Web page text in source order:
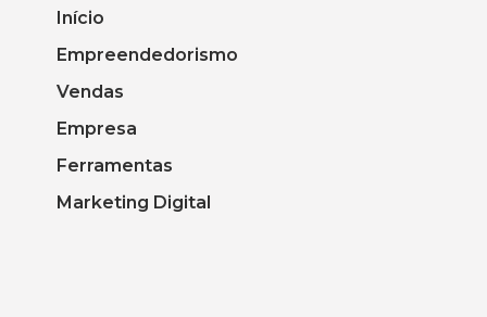
Início
Empreendedorismo
Vendas
Empresa
Ferramentas
Marketing Digital